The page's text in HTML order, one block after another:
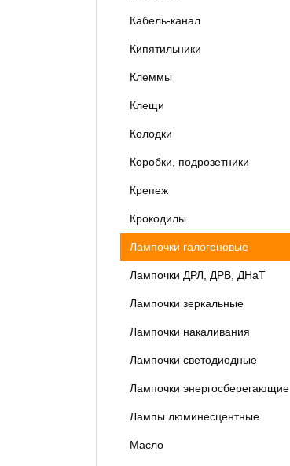
Кабель-канал
Кипятильники
Клеммы
Клещи
Колодки
Коробки, подрозетники
Крепеж
Крокодилы
Лампочки галогеновые
Лампочки ДРЛ, ДРВ, ДНаТ
Лампочки зеркальные
Лампочки накаливания
Лампочки светодиодные
Лампочки энергосберегающие
Лампы люминесцентные
Масло